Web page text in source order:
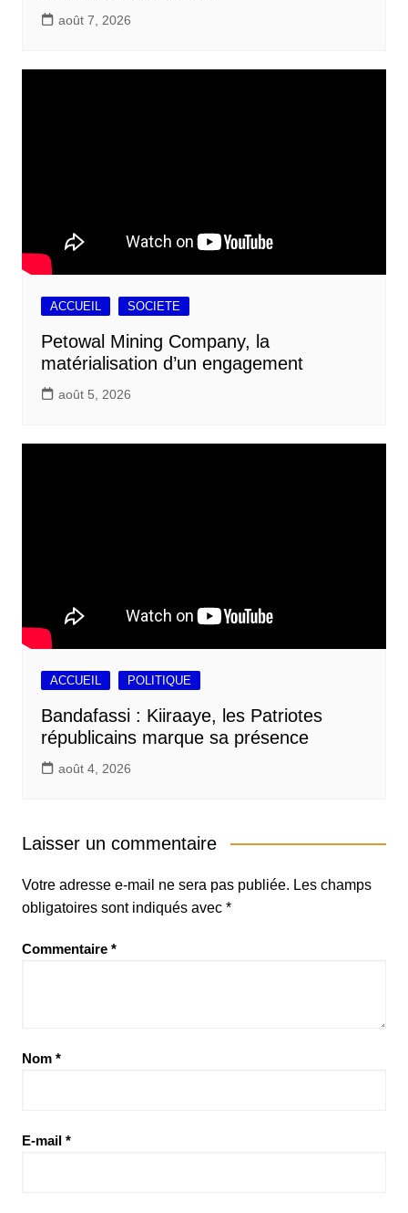
août 7, 2026
ACCUEIL SOCIETE
Petowal Mining Company, la
matérialisation d’un engagement
août 5, 2026
ACCUEIL POLITIQUE
Bandafassi : Kiiraaye, les Patriotes
républicains marque sa présence
août 4, 2026
Laisser un commentaire
Votre adresse e-mail ne sera pas publiée. Les champs
obligatoires sont indiqués avec *
Commentaire *
Nom *
E-mail *